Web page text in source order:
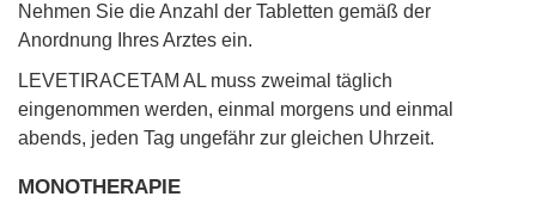
Nehmen Sie die Anzahl der Tabletten gemäß der
Anordnung Ihres Arztes ein.
LEVETIRACETAM AL muss zweimal täglich
eingenommen werden, einmal morgens und einmal
abends, jeden Tag ungefähr zur gleichen Uhrzeit.
MONOTHERAPIE